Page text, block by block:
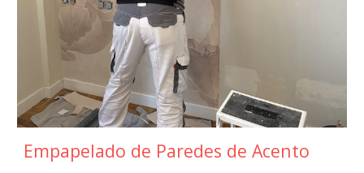
Empapelado de Paredes de Acento